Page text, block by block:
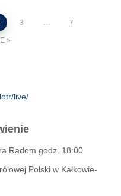
3 … 7
live/
Radom godz. 18:00
Polski w Kałkowie-